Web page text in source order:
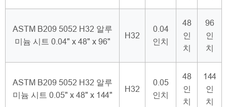
ASTM B209 5052 H32 알루
미늄 시트 0.04" x 48" x 96"
H32
0.04
인치
48
인
치
96
인
치
ASTM B209 5052 H32 알루
미늄 시트 0.05" x 48" x 144"
H32
0.05
인치
48
인
치
144
인
치